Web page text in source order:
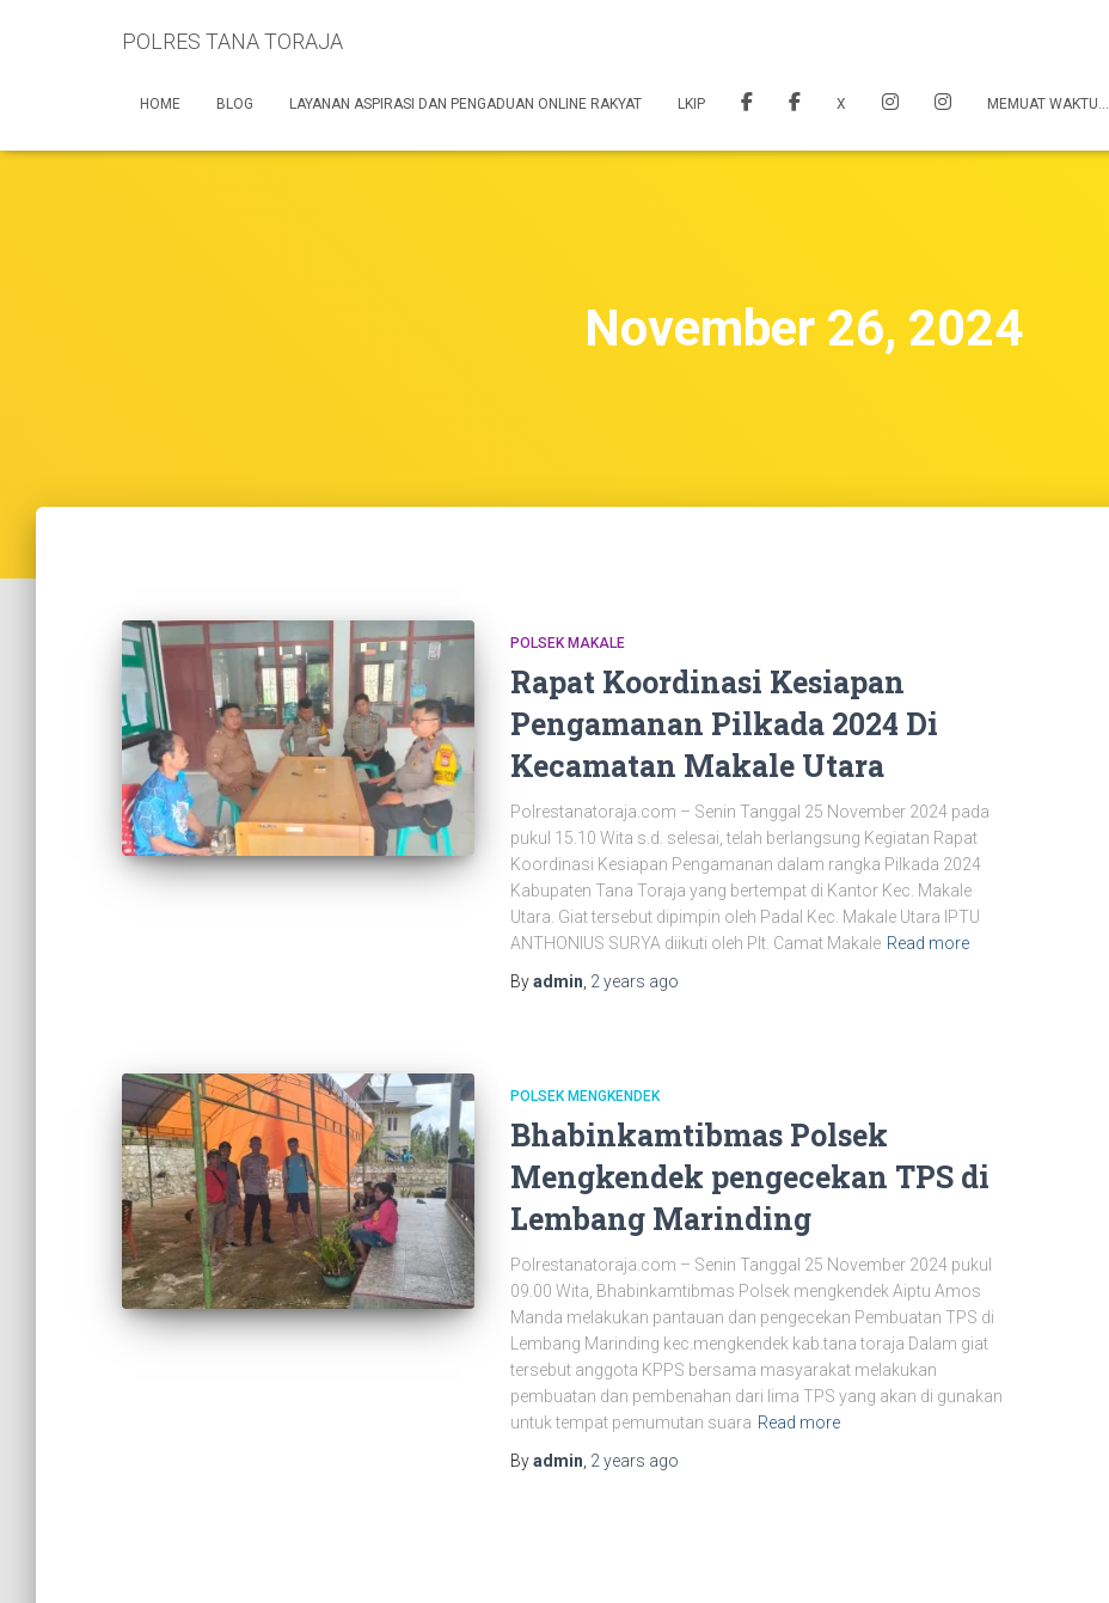
POLRES TANA TORAJA
HOME BLOG LAYANAN ASPIRASI DAN PENGADUAN ONLINE RAKYAT LKIP X MEMUAT WAKTU…
November 26, 2024
POLSEK MAKALE
Rapat Koordinasi Kesiapan
Pengamanan Pilkada 2024 Di
Kecamatan Makale Utara
Polrestanatoraja.com – Senin Tanggal 25 November 2024 pada
pukul 15.10 Wita s.d. selesai, telah berlangsung Kegiatan Rapat
Koordinasi Kesiapan Pengamanan dalam rangka Pilkada 2024
Kabupaten Tana Toraja yang bertempat di Kantor Kec. Makale
Utara. Giat tersebut dipimpin oleh Padal Kec. Makale Utara IPTU
ANTHONIUS SURYA diikuti oleh Plt. Camat Makale Read more
Byadmin 2 years ago
POLSEK MENGKENDEK
Bhabinkamtibmas Polsek
Mengkendek pengecekan TPS di
Lembang Marinding
Polrestanatoraja.com – Senin Tanggal 25 November 2024 pukul
09.00 Wita, Bhabinkamtibmas Polsek mengkendek Aiptu Amos
Manda melakukan pantauan dan pengecekan Pembuatan TPS di
Lembang Marinding kec.mengkendek kab.tana toraja Dalam giat
tersebut anggota KPPS bersama masyarakat melakukan
pembuatan dan pembenahan dari lima TPS yang akan di gunakan
untuk tempat pemumutan suara Read more
Byadmin 2 years ago